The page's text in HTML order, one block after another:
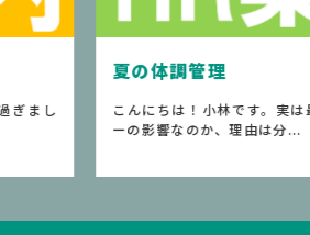
林です。実は最近、先生はクーラ
、理由は分...
２